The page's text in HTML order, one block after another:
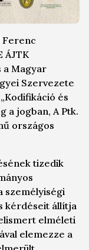
Ferenc
ÁJTK
a Magyar
Szervezete
és
a jogban, A Ptk.
országos
tizedik
személyiségi
kérdéseit állítja
elméleti
elemezze a